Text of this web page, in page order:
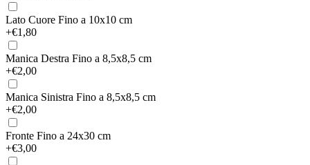
Lato Cuore Fino a 10x10 cm
+€1,80
Manica Destra Fino a 8,5x8,5 cm
+€2,00
Manica Sinistra Fino a 8,5x8,5 cm
+€2,00
Fronte Fino a 24x30 cm
+€3,00